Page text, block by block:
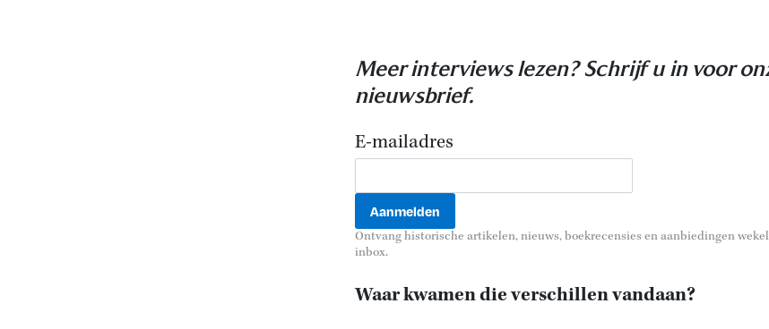
Meer interviews lezen? Schrijf u in voor
nieuwsbrief.
E-mailadres
Ontvang historische artikelen, nieuws, boekrecensies en aanbiedingen
inbox.
Waar kwamen die verschillen vandaan?